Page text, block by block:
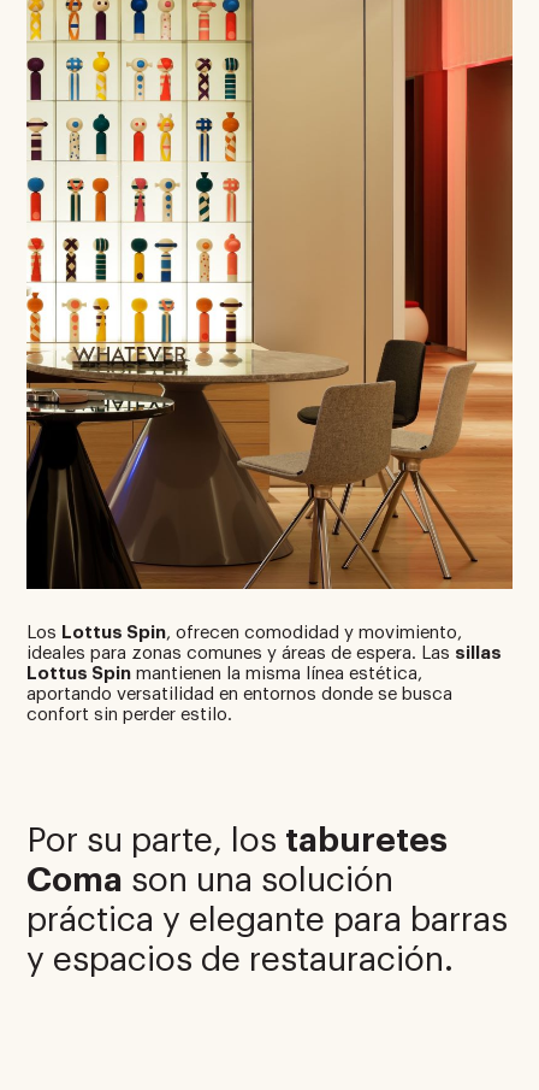
Los Lottus Spin, ofrecen comodidad y movimiento,
ideales para zonas comunes y áreas de espera. Las sillas
Lottus Spin mantienen la misma línea estética,
aportando versatilidad en entornos donde se busca
confort sin perder estilo.
Por su parte, los taburetes
Coma son una solución
práctica y elegante para barras
y espacios de restauración.